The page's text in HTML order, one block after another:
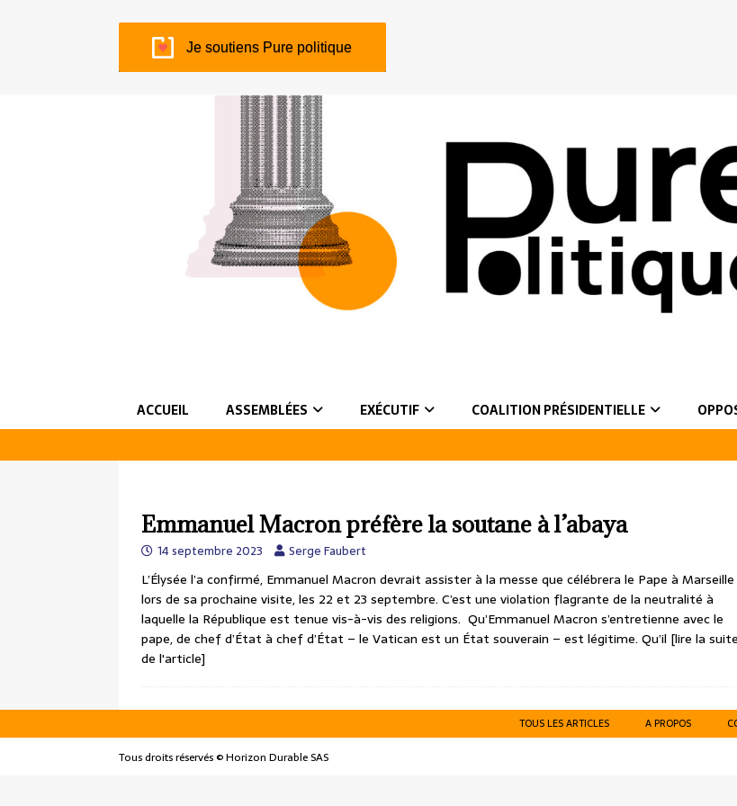
Je soutiens Pure politique
ACCUEIL ASSEMBLÉES EXÉCUTIF COALITION PRÉSIDENTIELLE
Emmanuel Macron préfère la soutane à l’abaya
14 septembre 2023 Serge Faubert
L’Élysée l’a confirmé, Emmanuel Macron devrait assister à la messe que célébrera le Pape à Marseille
lors de sa prochaine visite, les 22 et 23 septembre. C’est une violation flagrante de la neutralité à
laquelle la République est tenue vis-à-vis des religions. Qu’Emmanuel Macron s’entretienne avec le
pape, de chef d’État à chef d’État – le Vatican est un État souverain – est légitime. Qu’il [lire la suite
de l'article]
TOUS LES ARTICLES A PROPOS
Tous droits réservés © Horizon Durable SAS